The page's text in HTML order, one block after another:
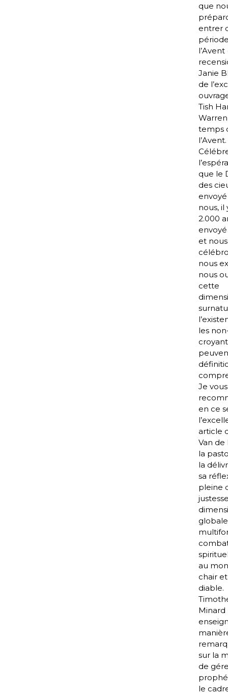
que
entrer
l’Avent
Janie
de
Tish
temps
l’Avent.
que le
des
nous, il
2.000
et
nous
nous
cette
les
Je vous
en ce
article
Van de
la
la
sa
pleine
au
chair
diable.
Minard
sur la
de
le